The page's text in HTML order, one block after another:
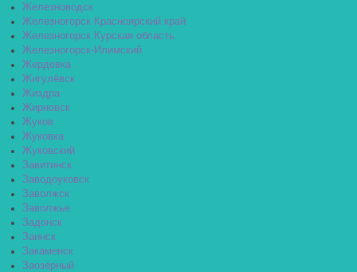
Железноводск
Железногорск Красноярский край
Железногорск Курская область
Железногорск-Илимский
Жердевка
Жигулёвск
Жиздра
Жирновск
Жуков
Жуковка
Жуковский
Завитинск
Заводоуковск
Заволжск
Заволжье
Задонск
Заинск
Закаменск
Заозёрный